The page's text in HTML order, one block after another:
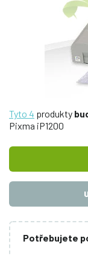
Tyto 4 produkty
Pixma iP1200
Potřebujete